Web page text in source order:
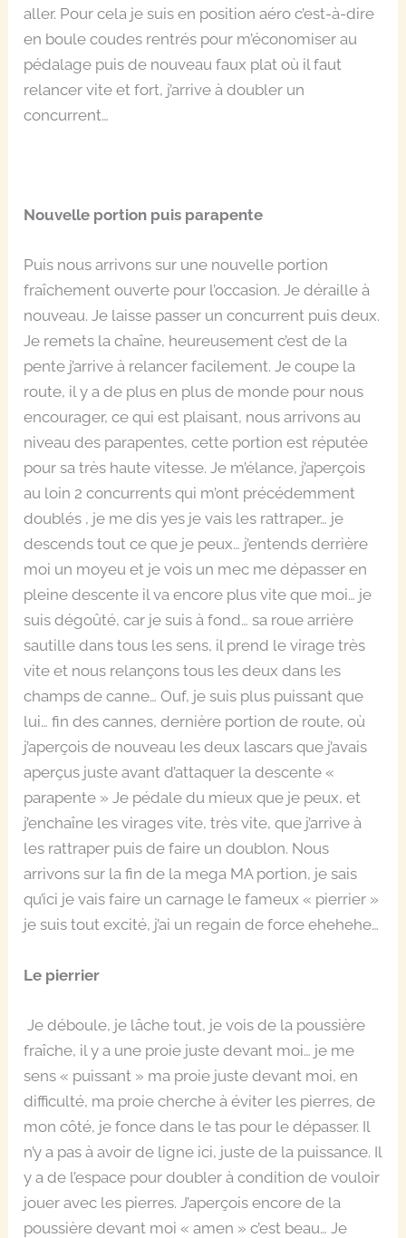
aller. Pour cela je suis en position aéro c’est-à-dire
en boule coudes rentrés pour m’économiser au
pédalage puis de nouveau faux plat où il faut
relancer vite et fort, j’arrive à doubler un
concurrent…
Nouvelle portion puis parapente
Puis nous arrivons sur une nouvelle portion
fraîchement ouverte pour l’occasion. Je déraille à
nouveau. Je laisse passer un concurrent puis deux.
Je remets la chaîne, heureusement c’est de la
pente j’arrive à relancer facilement. Je coupe la
route, il y a de plus en plus de monde pour nous
encourager, ce qui est plaisant, nous arrivons au
niveau des parapentes, cette portion est réputée
pour sa très haute vitesse. Je m’élance, j’aperçois
au loin 2 concurrents qui m’ont précédemment
doublés , je me dis yes je vais les rattraper… je
descends tout ce que je peux… j’entends derrière
moi un moyeu et je vois un mec me dépasser en
pleine descente il va encore plus vite que moi… je
suis dégoûté, car je suis à fond… sa roue arrière
sautille dans tous les sens, il prend le virage très
vite et nous relançons tous les deux dans les
champs de canne… Ouf, je suis plus puissant que
lui… fin des cannes, dernière portion de route, où
j’aperçois de nouveau les deux lascars que j’avais
aperçus juste avant d’attaquer la descente «
parapente » Je pédale du mieux que je peux, et
j’enchaîne les virages vite, très vite, que j’arrive à
les rattraper puis de faire un doublon. Nous
arrivons sur la fin de la mega MA portion, je sais
qu’ici je vais faire un carnage le fameux « pierrier »
je suis tout excité, j’ai un regain de force ehehehe…
Le pierrier
Je déboule, je lâche tout, je vois de la poussière
fraîche, il y a une proie juste devant moi… je me
sens « puissant » ma proie juste devant moi, en
difficulté, ma proie cherche à éviter les pierres, de
mon côté, je fonce dans le tas pour le dépasser. Il
n’y a pas à avoir de ligne ici, juste de la puissance. Il
y a de l’espace pour doubler à condition de vouloir
jouer avec les pierres. J’aperçois encore de la
poussière devant moi « amen » c’est beau… Je